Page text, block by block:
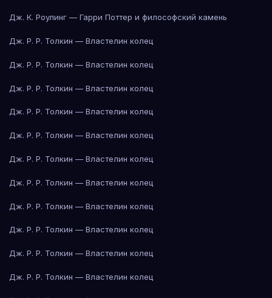
Дж. К. Роулинг — Гарри Поттер и философский камень
Дж. Р. Р. Толкин — Властелин колец
Дж. Р. Р. Толкин — Властелин колец
Дж. Р. Р. Толкин — Властелин колец
Дж. Р. Р. Толкин — Властелин колец
Дж. Р. Р. Толкин — Властелин колец
Дж. Р. Р. Толкин — Властелин колец
Дж. Р. Р. Толкин — Властелин колец
Дж. Р. Р. Толкин — Властелин колец
Дж. Р. Р. Толкин — Властелин колец
Дж. Р. Р. Толкин — Властелин колец
Дж. Р. Р. Толкин — Властелин колец